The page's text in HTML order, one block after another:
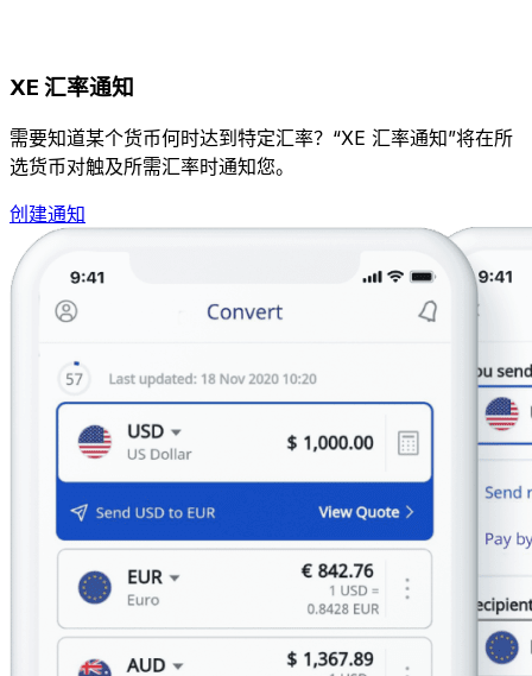
XE 汇率通知
需要知道某个货币何时达到特定汇率？“XE 汇率通知”将在所
选货币对触及所需汇率时通知您。
创建通知